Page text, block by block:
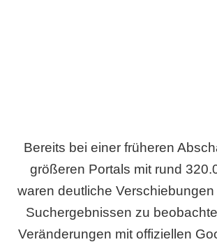
Bereits bei einer früheren
größeren Portals mit rund
waren deutliche
Suchergebnissen zu
Veränderungen mit offiziellen